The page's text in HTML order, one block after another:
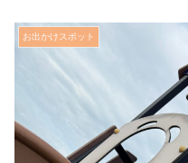
お出かけスポット